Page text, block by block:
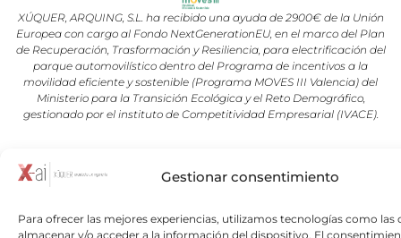
Gestionar consentimiento
Para ofrecer las mejores experiencias, utilizamos tecnologías como las
almacenar y/o acceder a la información del dispositivo. El
XÚQUER, ARQUING, S.L. ha recibido una ayuda de 2900€ de la Unión
Europea con cargo al Fondo NextGenerationEU, en el marco del Plan
de Recuperación, Trasformación y Resiliencia, para electrificación del
parque automovilístico dentro del Programa de incentivos a la
movilidad eficiente y sostenible (Programa MOVES III Valencia) del
Ministerio para la Transición Ecológica y el Reto Demográfico,
gestionado por el instituto de Competitividad Empresarial (IVACE).
Copyright © 2026 Xuquer-Arqing |Todos los derechos reservados a
Xuquer-Arqing y sus respectivos autores.